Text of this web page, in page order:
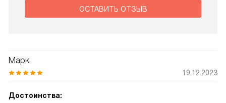
ОСТАВИТЬ ОТЗЫВ
Марк
19.12.2023
Достоинства: